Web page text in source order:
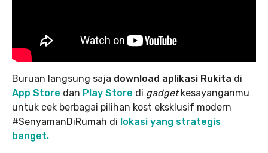
Buruan langsung saja download aplikasi Rukita di
App Store dan Play Store di gadget kesayanganmu
untuk cek berbagai pilihan kost eksklusif modern
#SenyamanDiRumah di lokasi yang strategis
banget.